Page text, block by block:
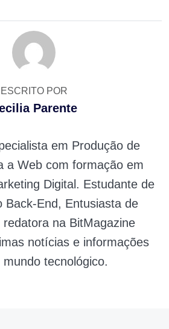
ESCRITO POR
Parente
em Produção de
a Web com formação em
Digital. Estudante de
Back-End, Entusiasta de
redatora na BitMagazine
notícias e informações
tecnológico.